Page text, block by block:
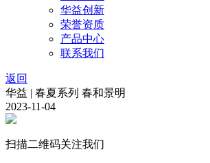
华益创新
荣誉资质
产品中心
联系我们
返回
华益 | 春夏系列 春和景明
2023-11-04
扫描二维码关注我们